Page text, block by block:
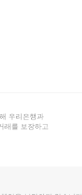
우리은행과
래를 보장하고